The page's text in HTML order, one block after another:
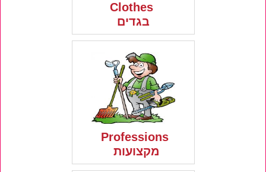
Clothes
בגדים
Professions
מקצועות